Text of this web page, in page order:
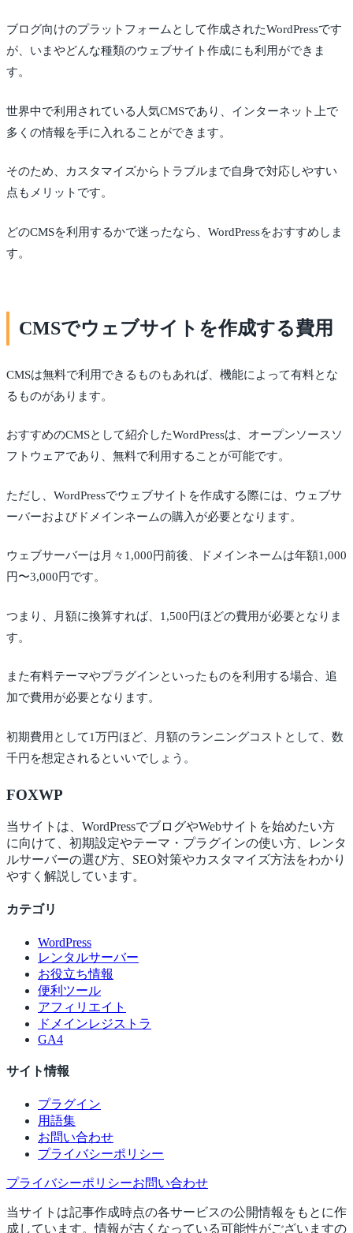
ブログ向けのプラットフォームとして作成されたWordPressです
が、いまやどんな種類のウェブサイト作成にも利用ができま
す。
世界中で利用されている人気CMSであり、インターネット上で
多くの情報を手に入れることができます。
そのため、カスタマイズからトラブルまで自身で対応しやすい
点もメリットです。
どのCMSを利用するかで迷ったなら、WordPressをおすすめしま
す。
CMSでウェブサイトを作成する費用
CMSは無料で利用できるものもあれば、機能によって有料とな
るものがあります。
おすすめのCMSとして紹介したWordPressは、オープンソースソ
フトウェアであり、無料で利用することが可能です。
ただし、WordPressでウェブサイトを作成する際には、ウェブサ
ーバーおよびドメインネームの購入が必要となります。
ウェブサーバーは月々1,000円前後、ドメインネームは年額1,000
円〜3,000円です。
つまり、月額に換算すれば、1,500円ほどの費用が必要となりま
す。
また有料テーマやプラグインといったものを利用する場合、追
加で費用が必要となります。
初期費用として1万円ほど、月額のランニングコストとして、数
千円を想定されるといいでしょう。
FOXWP
当サイトは、WordPressでブログやWebサイトを始めたい方
に向けて、初期設定やテーマ・プラグインの使い方、レンタ
ルサーバーの選び方、SEO対策やカスタマイズ方法をわかり
やすく解説しています。
カテゴリ
WordPress
レンタルサーバー
お役立ち情報
便利ツール
アフィリエイト
ドメインレジストラ
GA4
サイト情報
プラグイン
用語集
お問い合わせ
プライバシーポリシー
プライバシーポリシーお問い合わせ
当サイトは記事作成時点の各サービスの公開情報をもとに作
成しています。情報が古くなっている可能性がございますの